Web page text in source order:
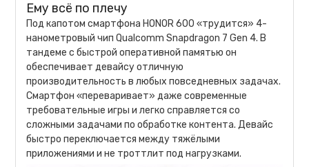
Ему всё по плечу
Под капотом смартфона HONOR 600 «трудится» 4-
нанометровый чип Qualcomm Snapdragon 7 Gen 4. В
тандеме с быстрой оперативной памятью он
обеспечивает девайсу отличную
производительность в любых повседневных задачах.
Смартфон «переваривает» даже современные
требовательные игры и легко справляется со
сложными задачами по обработке контента. Девайс
быстро переключается между тяжёлыми
приложениями и не троттлит под нагрузками.